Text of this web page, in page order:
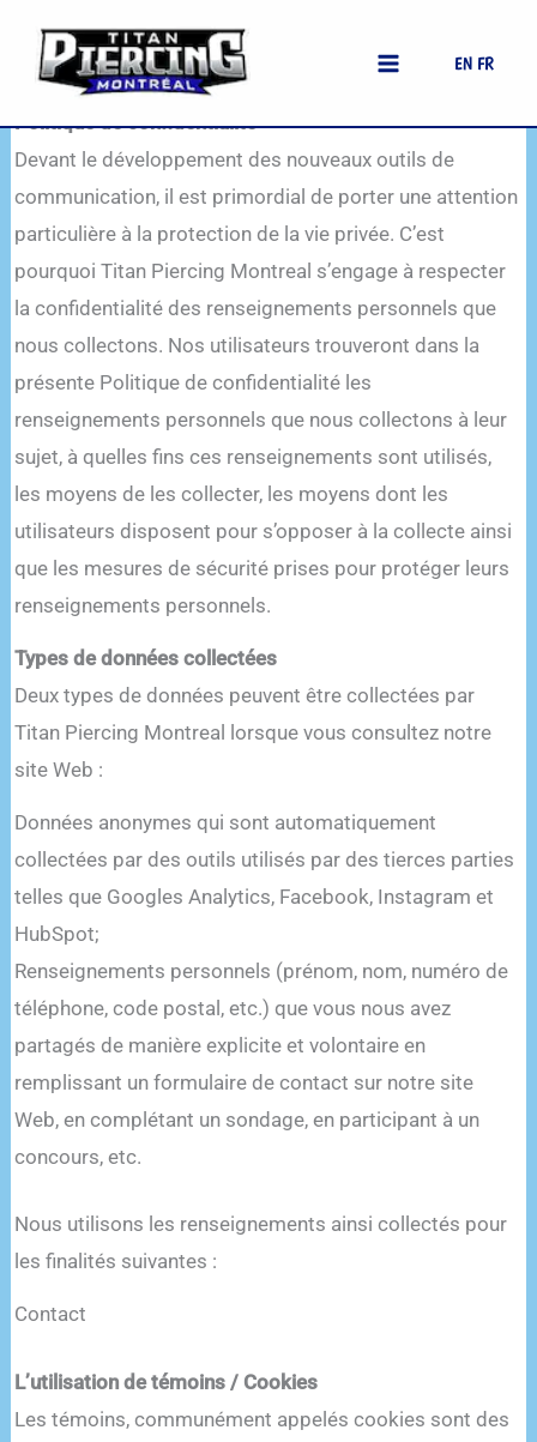
contenu
EN FR
Accueil Home|Politique Confidentialité
Politique de confidentialité
Devant le développement des nouveaux outils de
communication, il est primordial de porter une attention
particulière à la protection de la vie privée. C’est
pourquoi Titan Piercing Montreal s’engage à respecter
la confidentialité des renseignements personnels que
nous collectons. Nos utilisateurs trouveront dans la
présente Politique de confidentialité les
renseignements personnels que nous collectons à leur
sujet, à quelles fins ces renseignements sont utilisés,
les moyens de les collecter, les moyens dont les
utilisateurs disposent pour s’opposer à la collecte ainsi
que les mesures de sécurité prises pour protéger leurs
renseignements personnels.
Types de données collectées
Deux types de données peuvent être collectées par
Titan Piercing Montreal lorsque vous consultez notre
site Web :
Données anonymes qui sont automatiquement
collectées par des outils utilisés par des tierces parties
telles que Googles Analytics, Facebook, Instagram et
HubSpot;
Renseignements personnels (prénom, nom, numéro de
téléphone, code postal, etc.) que vous nous avez
partagés de manière explicite et volontaire en
remplissant un formulaire de contact sur notre site
Web, en complétant un sondage, en participant à un
concours, etc.
Nous utilisons les renseignements ainsi collectés pour
les finalités suivantes :
Contact
L’utilisation de témoins / Cookies
Les témoins, communément appelés cookies sont des